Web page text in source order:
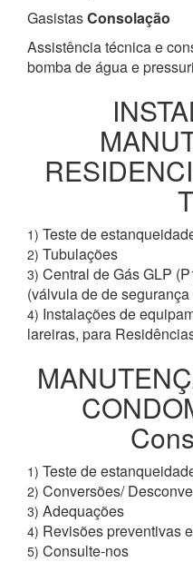
GasistasConsolação
Assistência técnica e
bomba de água e
1) Teste de
2) Tubulações
3) Central de Gás GLP
(válvula de de segurança
4) Instalações de
lareiras, para
1) Teste de
2) Conversões/
3) Adequações
4) Revisões preventivas
5) Consulte-nos